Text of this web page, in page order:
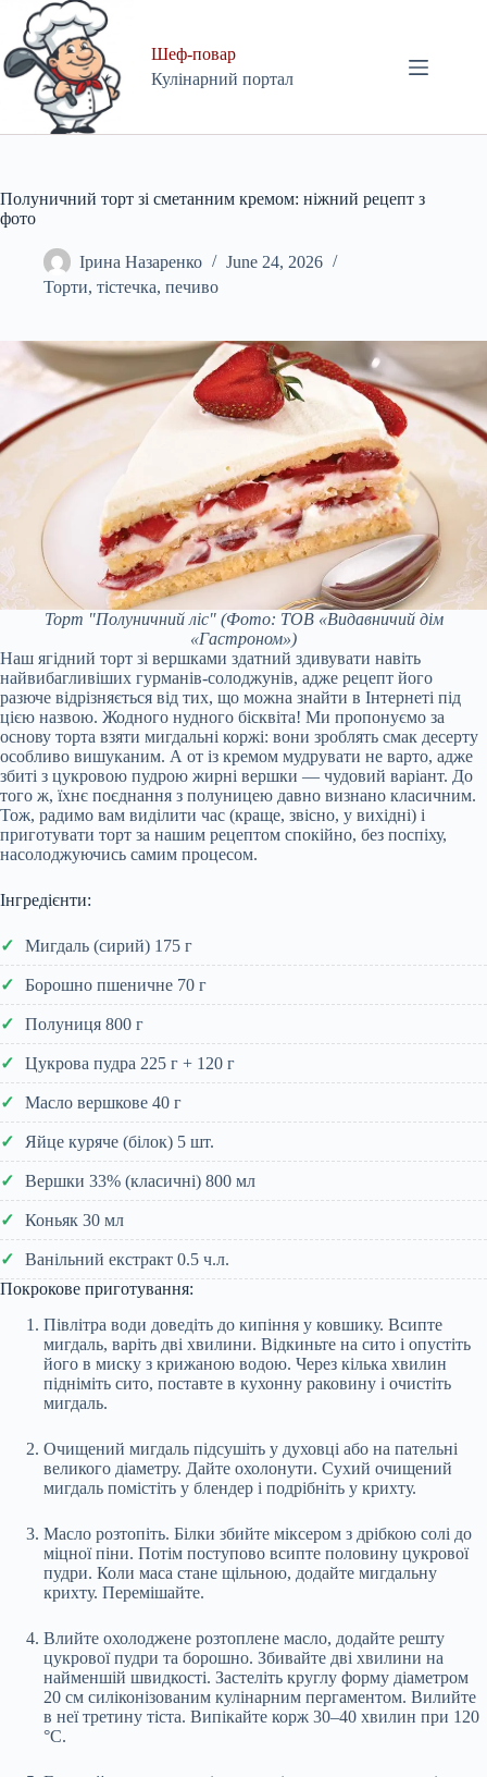
content
Шеф-повар
Кулінарний портал
Полуничний торт зі сметанним кремом: ніжний рецепт з
фото
Ірина Назаренко
June 24, 2026
Торти, тістечка, печиво
Торт "Полуничний ліс"(Фото: ТОВ «Видавничий дім
«Гастроном»)
Наш ягідний торт зі вершками здатний здивувати навіть
найвибагливіших гурманів-солоджунів, адже рецепт його
разюче відрізняється від тих, що можна знайти в Інтернеті під
цією назвою. Жодного нудного бісквіта! Ми пропонуємо за
основу торта взяти мигдальні коржі: вони зроблять смак десерту
особливо вишуканим. А от із кремом мудрувати не варто, адже
збиті з цукровою пудрою жирні вершки — чудовий варіант. До
того ж, їхнє поєднання з полуницею давно визнано класичним.
Тож, радимо вам виділити час (краще, звісно, у вихідні) і
приготувати торт за нашим рецептом спокійно, без поспіху,
насолоджуючись самим процесом.
Інгредієнти:
Мигдаль (сирий) 175 г
Борошно пшеничне 70 г
Полуниця 800 г
Цукрова пудра 225 г + 120 г
Масло вершкове 40 г
Яйце куряче (білок) 5 шт.
Вершки 33% (класичні) 800 мл
Коньяк 30 мл
Ванільний екстракт 0.5 ч.л.
Покрокове приготування:
Півлітра води доведіть до кипіння у ковшику. Всипте
мигдаль, варіть дві хвилини. Відкиньте на сито і опустіть
його в миску з крижаною водою. Через кілька хвилин
підніміть сито, поставте в кухонну раковину і очистіть
мигдаль.
Очищений мигдаль підсушіть у духовці або на пательні
великого діаметру. Дайте охолонути. Сухий очищений
мигдаль помістіть у блендер і подрібніть у крихту.
Масло розтопіть. Білки збийте міксером з дрібкою солі до
міцної піни. Потім поступово всипте половину цукрової
пудри. Коли маса стане щільною, додайте мигдальну
крихту. Перемішайте.
Влийте охолоджене розтоплене масло, додайте решту
цукрової пудри та борошно. Збивайте дві хвилини на
найменшій швидкості. Застеліть круглу форму діаметром
20 см силіконізованим кулінарним пергаментом. Вилийте
в неї третину тіста. Випікайте корж 30–40 хвилин при 120
°C.